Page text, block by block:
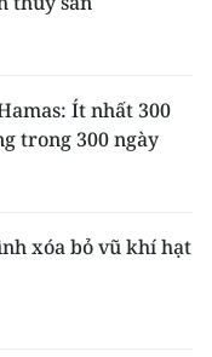
Ít nhất 300
trong 300 ngày
xóa bỏ vũ khí hạt